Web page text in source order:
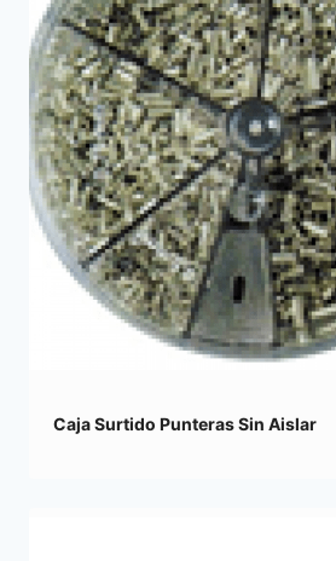
Caja Surtido Punteras Sin Aislar